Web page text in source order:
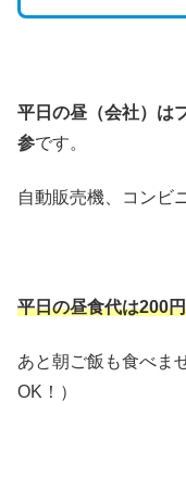
平日の昼（会社）は
参です。
自動販売機、コンビ
平日の昼食代は200
あと朝ご飯も食べま
OK！）